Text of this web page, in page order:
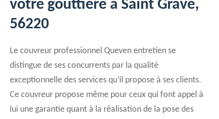
votre gouttière à Saint Grave,
56220
Le couvreur professionnel Queven entretien se
distingue de ses concurrents par la qualité
exceptionnelle des services qu’il propose à ses clients.
Ce couvreur propose même pour ceux qui font appel à
lui une garantie quant à la réalisation de la pose des